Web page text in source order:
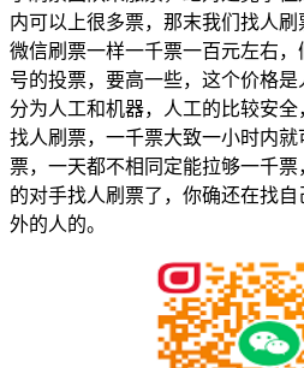
内可以上很多票，那末我们找人刷
微信刷票一样一千票一百元左右
号的投票，要高一些，这个价格
分为人工和机器，人工的比较安
找人刷票，一千票大致一小时内
票，一天都不相同定能拉够一千
的对手找人刷票了，你确还在找
外的人的。